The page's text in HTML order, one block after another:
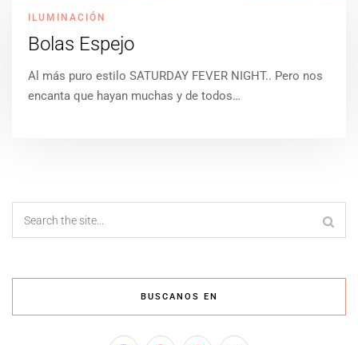
ILUMINACIÓN
Bolas Espejo
Al más puro estilo SATURDAY FEVER NIGHT.. Pero nos
encanta que hayan muchas y de todos…
BUSCANOS EN